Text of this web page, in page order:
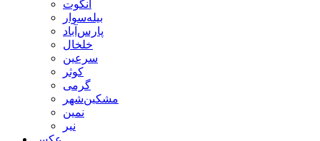
انگوت
بیله‌سوار
پارس‌آباد
خلخال
سرعین
کوثر
گرمی
مشکین‌شهر
نمین
نیر